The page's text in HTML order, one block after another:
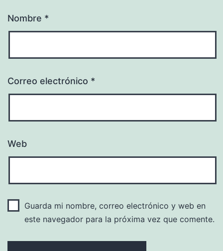
Nombre *
Correo electrónico *
Web
Guarda mi nombre, correo electrónico y web en
este navegador para la próxima vez que comente.